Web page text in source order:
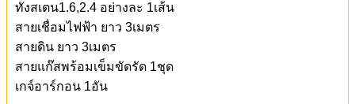
ทังสเตน1.6,2.4 อย่างละ 1เส้น
สายเชื่อมไฟฟ้า ยาว 3เมตร
สายดิน ยาว 3เมตร
สายแก๊สพร้อมเข็มขัดรัด 1ชุด
เกจ์อาร์กอน 1อัน